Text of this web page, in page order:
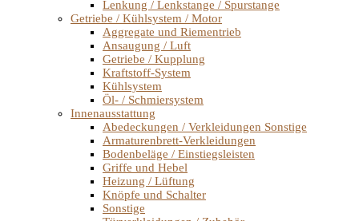
Lenkung / Lenkstange / Spurstange
Getriebe / Kühlsystem / Motor
Aggregate und Riementrieb
Ansaugung / Luft
Getriebe / Kupplung
Kraftstoff-System
Kühlsystem
Öl- / Schmiersystem
Innenausstattung
Abedeckungen / Verkleidungen Sonstige
Armaturenbrett-Verkleidungen
Bodenbeläge / Einstiegsleisten
Griffe und Hebel
Heizung / Lüftung
Knöpfe und Schalter
Sonstige